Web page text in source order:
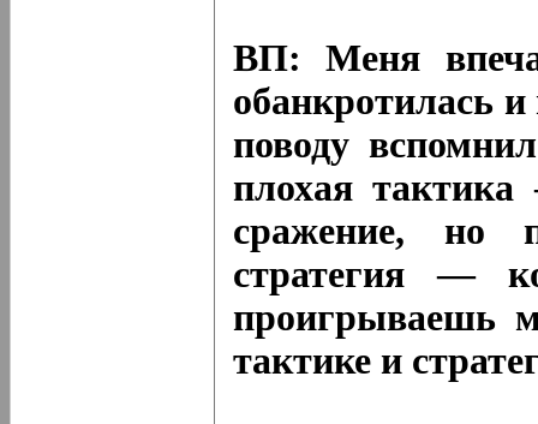
ВП: Меня
обанкротилась
поводу
плохая
сражение, но
стратегия —
проигрываешь
тактике и